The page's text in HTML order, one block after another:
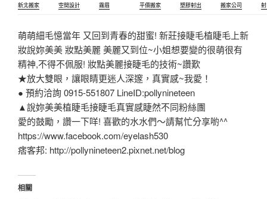
新北搬家 空間設計 霧眉 平價搬家 塑膠射出 搬家公司
萌萌細毛憶當年 又回到青春的甜蜜! 新莊接睫毛植睫毛上新
妝說妳美美 妝點美麗 美麗又到位~小姐想要變的很萌很有
精神,不得不佩服! 妝點美麗接睫毛的技術~讚歎
★放大雙眼，讓眼睛更迷人深邃，真實感~我愛！
● 預約洽詢 0915-551807 LineID:pollynineteen
▲說妳美美植睫毛接睫毛真實感睫然不同粉絲團
愛的鼓勵，讚一下咩! 喜歡的水水們～請幫忙分享喲^^
https://www.facebook.com/eyelash530
痞客邦: http://pollynineteen2.pixnet.net/blog
相關